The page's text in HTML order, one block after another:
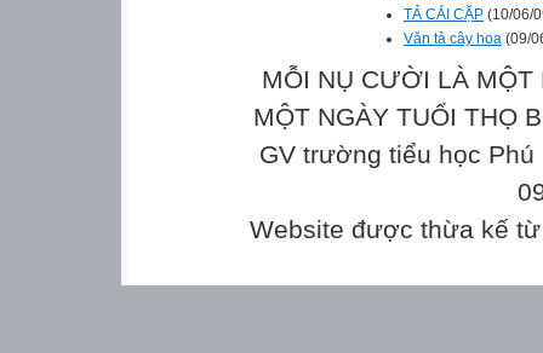
TẢ CÁI CẶP (10/06/
Văn tả cây hoa (09/
MỖI NỤ CƯỜI LÀ MỘT
MỘT NGÀY TUỔI THỌ
GV trường tiểu học
Website được thừa kế